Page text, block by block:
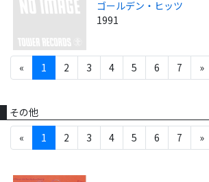
ゴールデン・ヒッツ
1991
« 1 2 3 4 5 6 7 »
その他
«
1 2 3 4 5 6 7 »